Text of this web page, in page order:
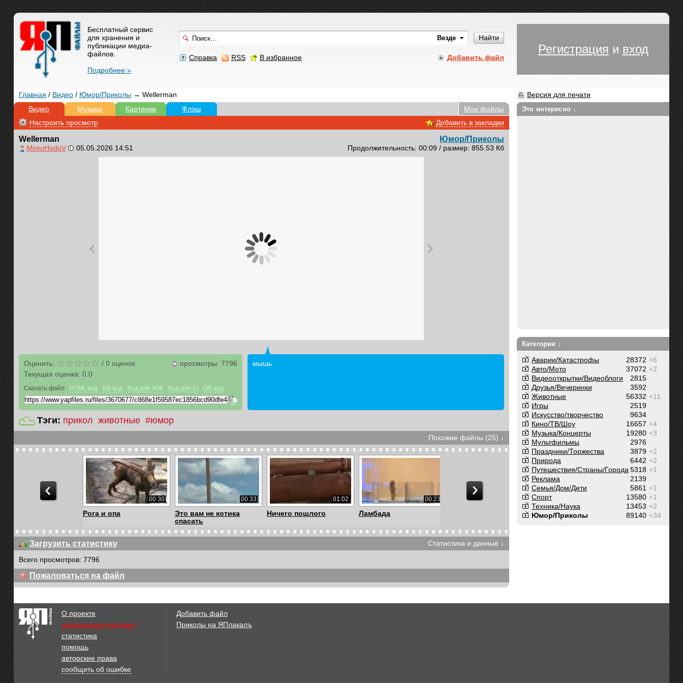
Найти
Добавить файл
Справка RSS В избранное
Бесплатный сервис
для хранения и
публикации медиа-
файлов.
Подробнее »
Регистрация и вход
Главная / Видео/ Юмор/Приколы→ Wellerman
Версия для печати
Видео
Музыка Картинки Флэш
Мои файлы
Настроить просмотр
Добавить в закладки
Wellerman
MimoHodoV 05.05.2026 14:51
Юмор/Приколы
Продолжительность: 00:09 / размер: 855.53 Кб
Оценить: / 0оценок
Текущая оценка: 0.0
просмотры: 7796
Скачать файл HTML код BB-код Код для ЖЖ Код для LI QR-код
мышь
Тэги: прикол животные #юмор
Похожие файлы (25) ↓
00:30
Рога и опа
00:33
Это вам не котика
спасать
01:02
Ничего пошлого
00:23
Ламбада
00:10
Проверка перед сном
00:14
купи хлеба
03:40
Котопокалипсис
01:00
Идеально
Сова нагадила и
сбежала
Загрузить статистику
Статистика и данные ↓
Всего просмотров: 7796
Пожаловаться на файл
Это интересно ↓
Категории ↓
+6
28372
Аварии/Катастрофы
+2
37072
Авто/Мото
2815
Видеооткрытки/Видеоблоги
3592
Друзья/Вечеринки
+11
56332
Животные
2519
Игры
9634
Искусство/творчество
+4
16657
Кино/ТВ/Шоу
+3
19280
Музыка/Концерты
2976
Мультфильмы
+2
3879
Праздники/Торжества
+2
6442
Природа
+1
5318
Путешествия/Cтраны/Города
2139
Реклама
+1
5861
Семья/Дом/Дети
+1
13580
Спорт
+2
13453
Техника/Наука
+34
89140
Юмор/Приколы
О проекте
размещение рекламы
статистика
помощь
авторские права
сообщить об ошибке
Добавить файл
Приколы на ЯПлакалъ